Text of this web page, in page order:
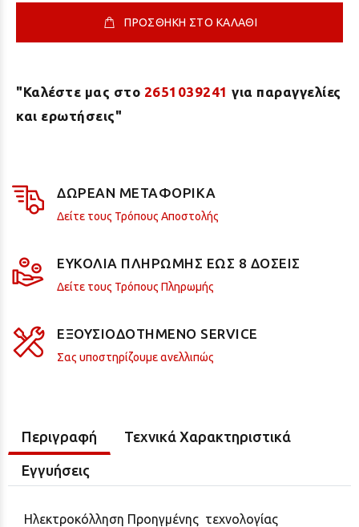
ΠΡΟΣΘΗΚΗ ΣΤΟ ΚΑΛΑΘΙ
"Καλέστε μας στο 2651039241 για παραγγελίες
και ερωτήσεις"
ΔΩΡΕΑΝ ΜΕΤΑΦΟΡΙΚΑ
Δείτε τους Τρόπους Αποστολής
ΕΥΚΟΛΙΑ ΠΛΗΡΩΜΗΣ ΕΩΣ 8 ΔΟΣΕΙΣ
Δείτε τους Τρόπους Πληρωμής
ΕΞΟΥΣΙΟΔΟΤΗΜΕΝΟ SERVICE
Σας υποστηρίζουμε ανελλιπώς
Περιγραφή Τεχνικά Χαρακτηριστικά
Εγγυήσεις
Ηλεκτροκόλληση Προηγμένης τεχνολογίας